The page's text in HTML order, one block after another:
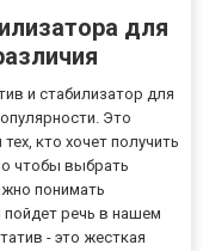
для
и стабилизатор для
Это
кто хочет получить
чтобы выбрать
понимать
речь в нашем
- это жесткая